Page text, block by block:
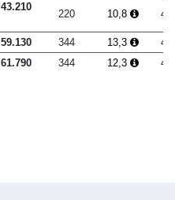
43.210
220 10,8
59.130 344 13,3
61.790 344 12,3